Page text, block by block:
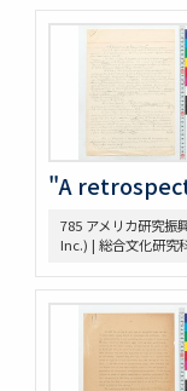
407 Emigrant
Gentlemen’s Ag.
410 [land
411 Jernegan
419 Johnson
425 高木抜刷及び
426 英文ノート
434 14. Survey
437 5. 英文メモ
438 4. 英文メモ
441 1. U. Chicago
445 6.
575 Magsaysay
"A
785 アメリカ研究
Inc.) | 総合文化研究